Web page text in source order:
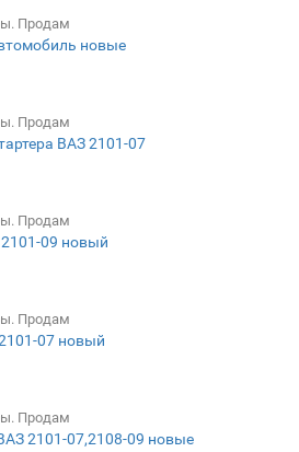
Продам
новые
Продам
ВАЗ 2101-07
Продам
09 новый
Продам
07 новый
Продам
2101-07,2108-09 новые